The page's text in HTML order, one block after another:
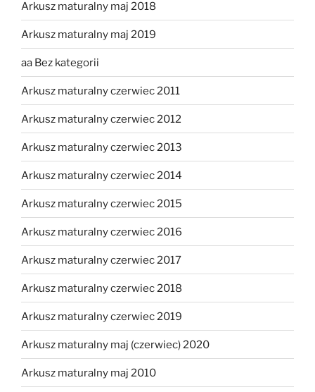
Arkusz maturalny maj 2018
Arkusz maturalny maj 2019
aa Bez kategorii
Arkusz maturalny czerwiec 2011
Arkusz maturalny czerwiec 2012
Arkusz maturalny czerwiec 2013
Arkusz maturalny czerwiec 2014
Arkusz maturalny czerwiec 2015
Arkusz maturalny czerwiec 2016
Arkusz maturalny czerwiec 2017
Arkusz maturalny czerwiec 2018
Arkusz maturalny czerwiec 2019
Arkusz maturalny maj (czerwiec) 2020
Arkusz maturalny maj 2010